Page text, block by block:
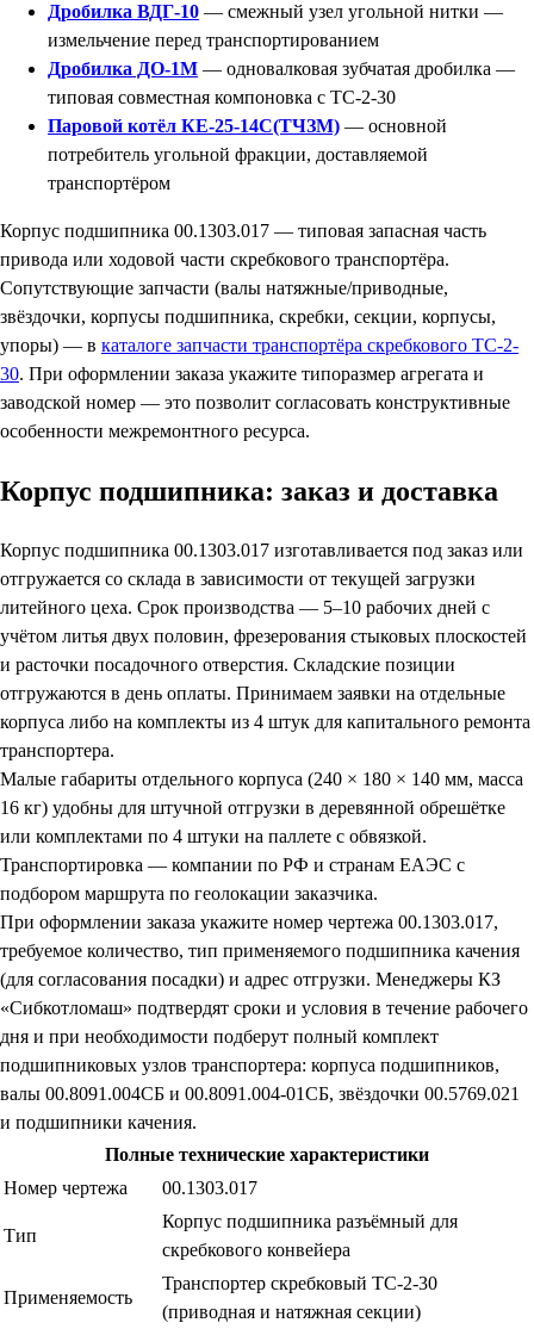
Дробилка ВДГ-10 — смежный узел угольной нитки —
измельчение перед транспортированием
Дробилка ДО-1М — одновалковая зубчатая дробилка —
типовая совместная компоновка с ТС-2-30
Паровой котёл КЕ-25-14С(ТЧЗМ) — основной
потребитель угольной фракции, доставляемой
транспортёром
Корпус подшипника 00.1303.017 — типовая запасная часть
привода или ходовой части скребкового транспортёра.
Сопутствующие запчасти (валы натяжные/приводные,
звёздочки, корпусы подшипника, скребки, секции, корпусы,
упоры) — в каталоге запчасти транспортёра скребкового ТС-2-
30. При оформлении заказа укажите типоразмер агрегата и
заводской номер — это позволит согласовать конструктивные
особенности межремонтного ресурса.
Корпус подшипника: заказ и доставка
Корпус подшипника 00.1303.017 изготавливается под заказ или
отгружается со склада в зависимости от текущей загрузки
литейного цеха. Срок производства — 5–10 рабочих дней с
учётом литья двух половин, фрезерования стыковых плоскостей
и расточки посадочного отверстия. Складские позиции
отгружаются в день оплаты. Принимаем заявки на отдельные
корпуса либо на комплекты из 4 штук для капитального ремонта
транспортера.
Малые габариты отдельного корпуса (240 × 180 × 140 мм, масса
16 кг) удобны для штучной отгрузки в деревянной обрешётке
или комплектами по 4 штуки на паллете с обвязкой.
Транспортировка — компании по РФ и странам ЕАЭС с
подбором маршрута по геолокации заказчика.
При оформлении заказа укажите номер чертежа 00.1303.017,
требуемое количество, тип применяемого подшипника качения
(для согласования посадки) и адрес отгрузки. Менеджеры КЗ
«Сибкотломаш» подтвердят сроки и условия в течение рабочего
дня и при необходимости подберут полный комплект
подшипниковых узлов транспортера: корпуса подшипников,
валы 00.8091.004СБ и 00.8091.004-01СБ, звёздочки 00.5769.021
и подшипники качения.
Полные технические характеристики
Номер чертежа
00.1303.017
Тип
Корпус подшипника разъёмный для
скребкового конвейера
Применяемость
Транспортер скребковый ТС-2-30
(приводная и натяжная секции)